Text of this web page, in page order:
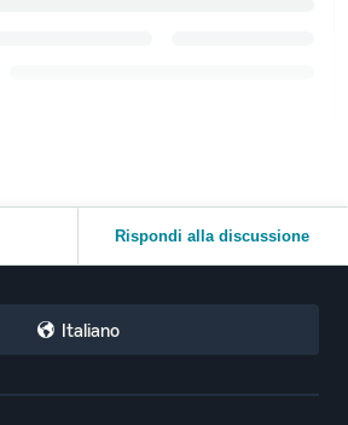
Rispondi alla discussione
Italiano